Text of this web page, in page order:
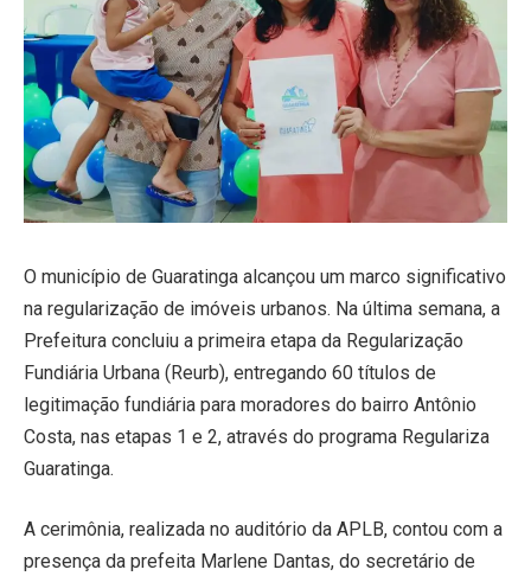
O município de Guaratinga alcançou um marco significativo
na regularização de imóveis urbanos. Na última semana, a
Prefeitura concluiu a primeira etapa da Regularização
Fundiária Urbana (Reurb), entregando 60 títulos de
legitimação fundiária para moradores do bairro Antônio
Costa, nas etapas 1 e 2, através do programa Regulariza
Guaratinga.
A cerimônia, realizada no auditório da APLB, contou com a
presença da prefeita Marlene Dantas, do secretário de